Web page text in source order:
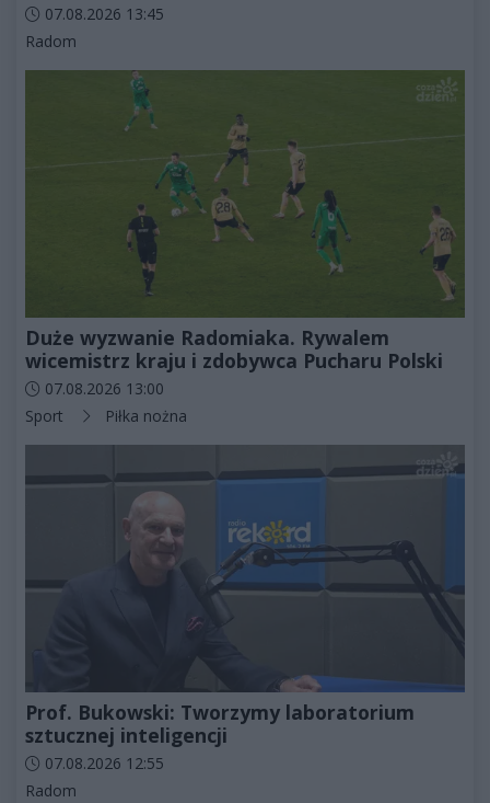
Data dodania artykułu:
07.08.2026 13:45
Kategorie artykułu:
Radom
Duże wyzwanie Radomiaka. Rywalem
wicemistrz kraju i zdobywca Pucharu Polski
Data dodania artykułu:
07.08.2026 13:00
Kategorie artykułu:
Sport Piłka nożna
Prof. Bukowski: Tworzymy laboratorium
sztucznej inteligencji
Data dodania artykułu:
07.08.2026 12:55
Kategorie artykułu:
Radom